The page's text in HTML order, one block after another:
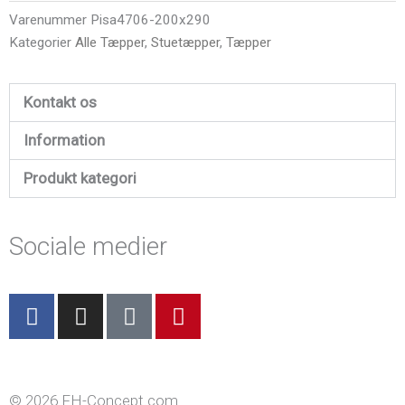
200X290CM
antal
Varenummer Pisa4706-200x290
Kategorier Alle Tæpper, Stuetæpper, Tæpper
Kontakt os
Information
Produkt kategori
Sociale medier
F
a
b
I
n
a
T
i
o
P
i
e
© 2026 FH-Concept.com